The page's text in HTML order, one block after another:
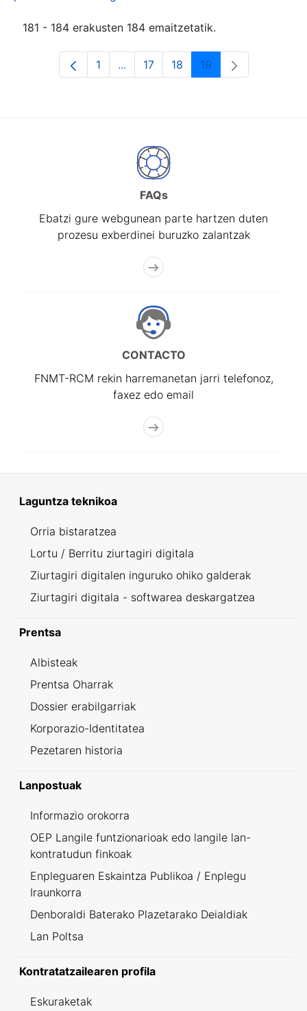
181 - 184 erakusten 184 emaitzetatik.
Orrialdea
1 ...Intermediate Pages Use TAB to
Orrialdea
17 Orrialdea
18 Orrialdea
19
FAQs
Ebatzi gure webgunean parte hartzen duten
prozesu exberdinei buruzko zalantzak
CONTACTO
FNMT-RCM rekin harremanetan jarri telefonoz,
faxez edo email
Laguntza teknikoa
Orria bistaratzea
Lortu / Berritu ziurtagiri digitala
Ziurtagiri digitalen inguruko ohiko galderak
Ziurtagiri digitala - softwarea deskargatzea
Prentsa
Albisteak
Prentsa Oharrak
Dossier erabilgarriak
Korporazio-Identitatea
Pezetaren historia
Lanpostuak
Informazio orokorra
OEP Langile funtzionarioak edo langile lan-
kontratudun finkoak
Enpleguaren Eskaintza Publikoa / Enplegu
Iraunkorra
Denboraldi Baterako Plazetarako Deialdiak
Lan Poltsa
Kontratatzailearen profila
Eskuraketak